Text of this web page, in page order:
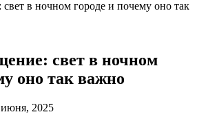
свет в ночном
оно так важно
2025